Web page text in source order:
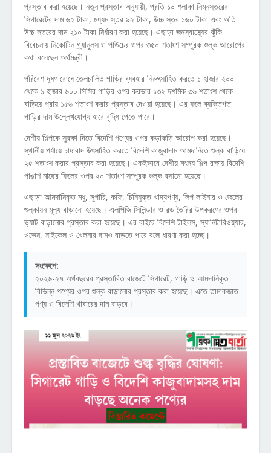
প্রস্তাব করা হয়েছে। নতুন প্রস্তাব অনুযায়ী, প্রতি ১০ শলাকা নিম্নস্তরের
সিগারেটের দাম ৬২ টাকা, মধ্যম স্তর ৯২ টাকা, উচ্চ স্তর ১৬০ টাকা এবং অতি
উচ্চ স্তরের দাম ২১০ টাকা নির্ধারণ করা হয়েছে। এছাড়া জনস্বাস্থ্যের ঝুঁকি
বিবেচনায় নিকোটিন গ্র্যানুলস ও পাউচের ওপর ৩৫০ শতাংশ সম্পূরক শুল্ক আরোপের
কথা বলেছেন অর্থমন্ত্রী।
পরিবেশ দূষণ রোধে তেলচালিত গাড়ির ব্যবহার নিরুৎসাহিত করতে ১ হাজার ২০০
থেকে ১ হাজার ৬০০ সিসির গাড়ির ওপর করভার ১৩২ দশমিক ৩৬ শতাংশ থেকে
বাড়িয়ে প্রায় ১৫৬ শতাংশ করার প্রস্তাব দেওয়া হয়েছে। এর ফলে ব্যক্তিগত
গাড়ির দাম উল্লেখযোগ্য হারে বৃদ্ধি পেতে পারে।
দেশীয় শিল্পকে সুরক্ষা দিতে বিদেশি পণ্যের ওপর কড়াকড়ি আরোপ করা হয়েছে।
স্থানীয় পর্যায়ে চাষাবাদ উৎসাহিত করতে বিদেশি কাজুবাদাম আমদানিতে শুল্ক বাড়িয়ে
২৫ শতাংশ করার প্রস্তাব করা হয়েছে। একইভাবে দেশীয় মৎস্য শিল্প রক্ষায় বিদেশি
পাঙাশ মাছের ফিলের ওপর ২০ শতাংশ সম্পূরক শুল্ক বসানো হয়েছে।
এছাড়া আমদানিকৃত মধু, সুপারি, কফি, চিনিযুক্ত খাদ্যপণ্য, লিপ লাইনার ও জেলের
শুল্কায়ন মূল্য বাড়ানো হয়েছে। এলপিজি সিলিন্ডার ও রড তৈরির উপকরণের ওপর
ভ্যাট বাড়ানোর প্রস্তাব করা হয়েছে। এর বাইরে বিদেশি টাইলস, স্যানিটারিওয়্যার,
ওভেন, সাইকেল ও খেলনার দামও বাড়তে পারে বলে ধারণা করা হচ্ছে।
সংক্ষেপে:
২০২৬-২৭ অর্থবছরের প্রস্তাবিত বাজেটে সিগারেট, গাড়ি ও আমদানিকৃত
বিভিন্ন পণ্যের ওপর শুল্ক বাড়ানোর প্রস্তাব করা হয়েছে। এতে তামাকজাত
পণ্য ও বিদেশি খাবারের দাম বাড়বে।